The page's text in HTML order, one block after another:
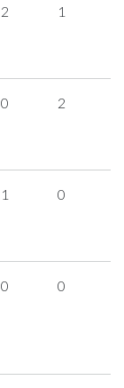
2 1
0 2
1 0
0 0